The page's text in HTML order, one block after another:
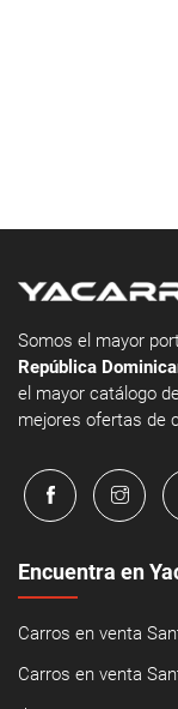
Somos el mayor
República
el mayor catálogo
mejores ofertas de
Encuentra en
Carros en venta
Carros en venta